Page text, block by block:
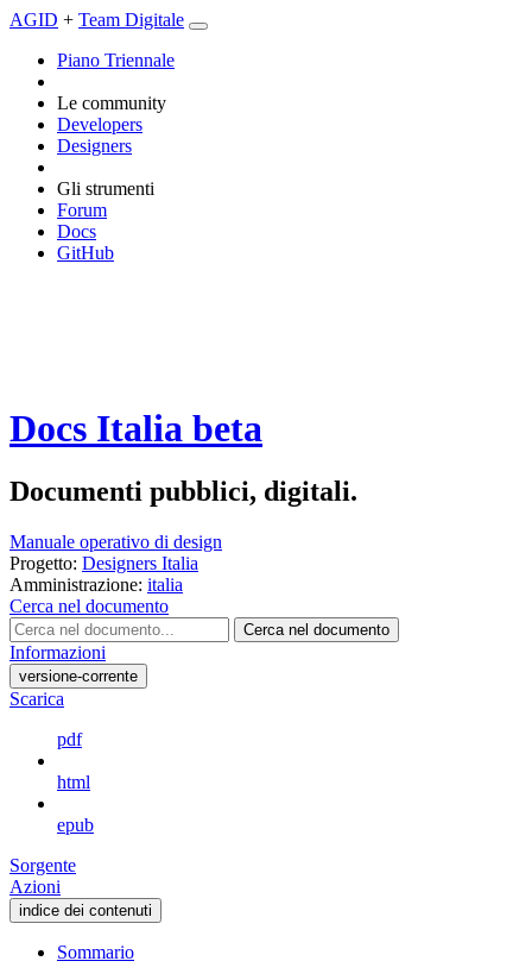
AGID + Team Digitale
Piano Triennale
Le community
Developers
Designers
Gli strumenti
Forum
Docs
GitHub
Docs Italia beta
Documenti pubblici, digitali.
Manuale operativo di design
Progetto: Designers Italia
Amministrazione: italia
Cerca nel documento
Cerca nel documento
Informazioni
versione-corrente
Scarica
pdf
html
epub
Sorgente
Azioni
indice dei contenuti
Sommario